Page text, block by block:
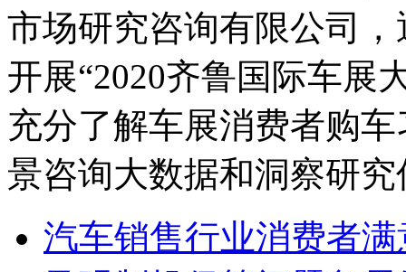
市场研究咨询有限公司
开展“2020齐鲁国际车展
充分了解车展消费者购
景咨询大数据和洞察研
汽车销售行业消费者